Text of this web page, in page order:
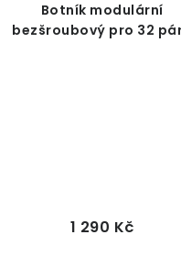
Botník modulární
bezšroubový pro 32
1 290 Kč